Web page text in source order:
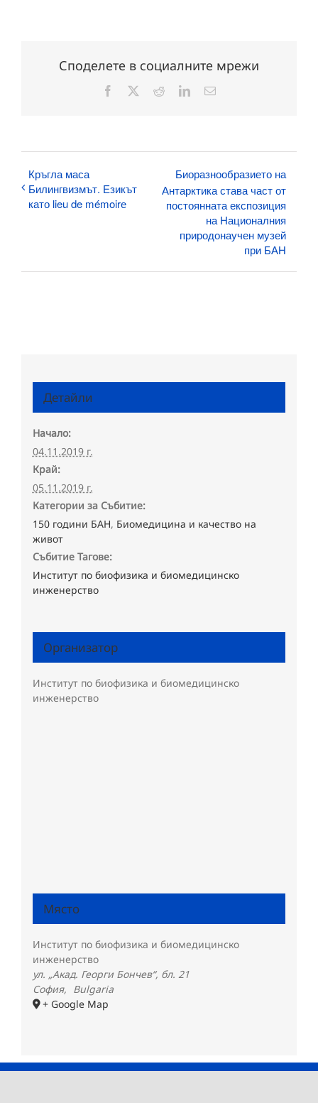
Споделете в социалните мрежи
Facebook RedditLinkedInЕлектронна
Кръгла маса
Билингвизмът. Езикът
като lieu de mémoirе
Биоразнообразието на
Антарктика става част от
постоянната експозиция
на Националния
природонаучен музей
при БАН
Детайли
Начало:
04.11.2019 г.
Край:
05.11.2019 г.
Категории за Събитие:
150 години БАН, Биомедицина и качество на
живот
Събитие Тагове:
Институт по биофизика и биомедицинско
инженерство
Организатор
Институт по биофизика и биомедицинско
инженерство
Място
Институт по биофизика и биомедицинско
инженерство
ул. „Акад. Георги Бончев“, бл. 21
София, Bulgaria
+ Google Map